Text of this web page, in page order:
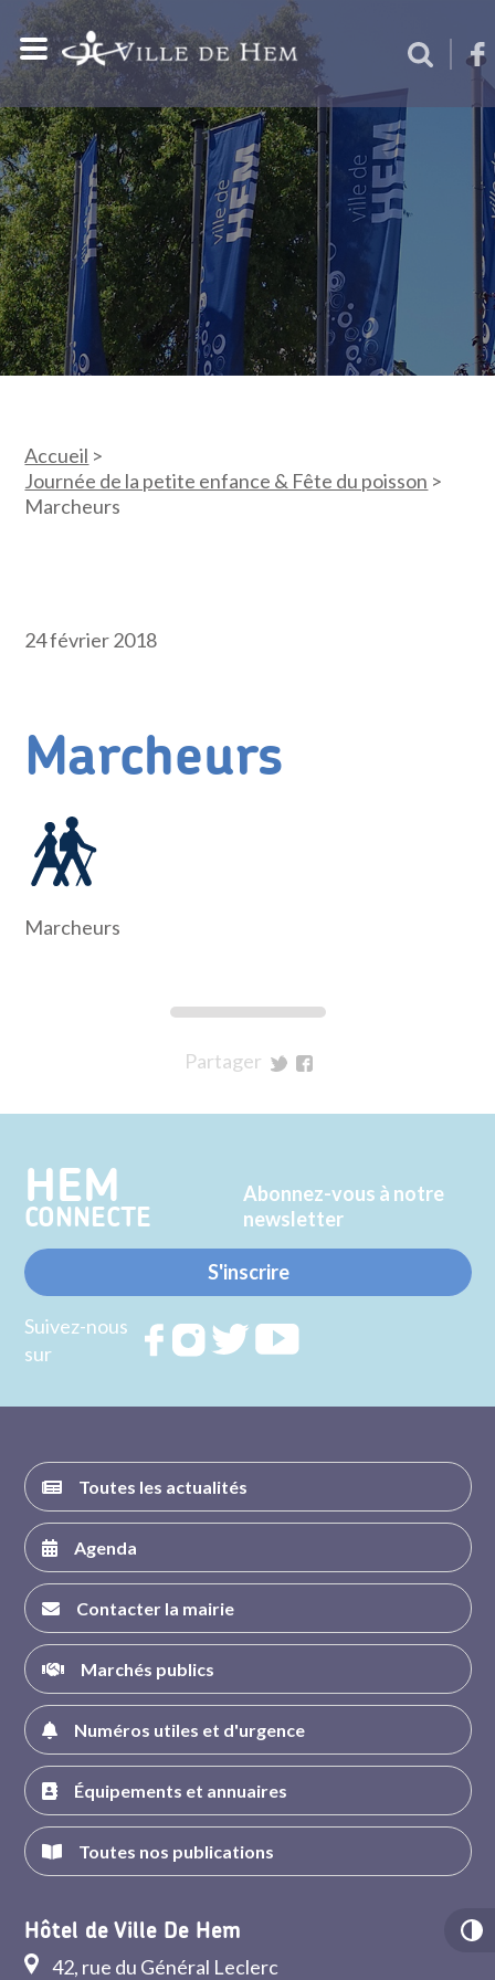
Accueil >
Journée de la petite enfance & Fête du poisson >
Marcheurs
24 février 2018
Marcheurs
Marcheurs
Partager
Twitter
Facebook
HEM
CONNECTE
Abonnez-vous à notre
newsletter
S'inscrire
Suivez-nous
sur
RejoignezRejoignezRejoignez
Toutes les actualités
Agenda
Contacter la mairie
Marchés publics
Numéros utiles et d'urgence
Équipements et annuaires
Toutes nos publications
Hôtel de Ville De Hem
42, rue du Général Leclerc